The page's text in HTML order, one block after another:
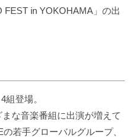
FEST in YOKOHAMA」の出
組登場。
な音楽番組に出演が増えて
若手グローバルグループ、